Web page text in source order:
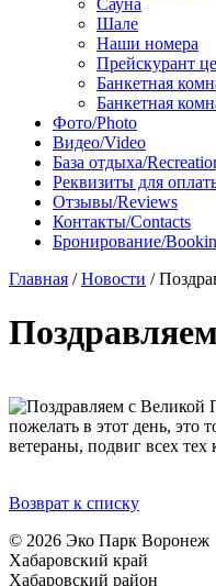
Сауна
Шале
Наши номера
Прейскурант
Банкетная
Банкетная
Фото/Photo
Видео/Video
База отдыха/
Реквизиты для
Отзывы/Reviews
Контакты/Contacts
Бронирование/
Главная /Новости /
пожелать в этот день, это
ветераны, подвиг всех
Возврат к списку
© 2026 Эко Парк Воронеж
Хабаровский край
Хабаровский район